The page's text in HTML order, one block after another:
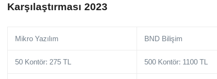
Karşılaştırması 2023
Mikro Yazılım BND Bilişim
50 Kontör: 275 TL 500 Kontör: 1100 TL